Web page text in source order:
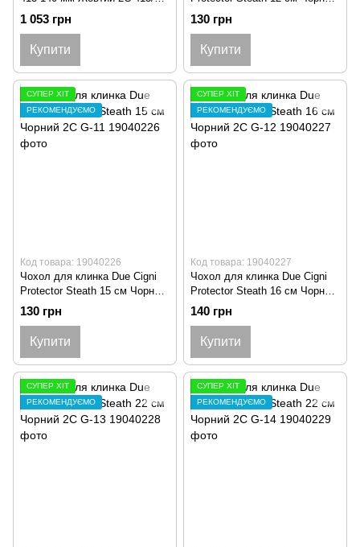
NG
1 053 грн
Купити
2C G-10
130 грн
Купити
СУПЕР ХІТ
РЕКОМЕНДУЄМО
Код товара: 19040226
Чохол для клинка Due Cigni
Protector Steath 15 см Чорний
2C G-11
130 грн
Купити
СУПЕР ХІТ
РЕКОМЕНДУЄМО
Код товара: 19040227
Чохол для клинка Due Cigni
Protector Steath 16 см Чорний
2C G-12
140 грн
Купити
СУПЕР ХІТ
РЕКОМЕНДУЄМО
СУПЕР ХІТ
РЕКОМЕНДУЄМО